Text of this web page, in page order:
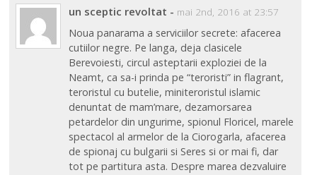
un sceptic revoltat - mai 2nd, 2016 at 23:57
Noua panarama a serviciilor secrete: afacerea
cutiilor negre. Pe langa, deja clasicele
Berevoiesti, circul asteptarii exploziei de la
Neamt, ca sa-i prinda pe “teroristi” in flagrant,
teroristul cu butelie, miniteroristul islamic
denuntat de mam’mare, dezamorsarea
petardelor din ungurime, spionul Floricel, marele
spectacol al armelor de la Ciorogarla, afacerea
de spionaj cu bulgarii si Seres si or mai fi, dar
tot pe partitura asta. Despre marea dezvaluire